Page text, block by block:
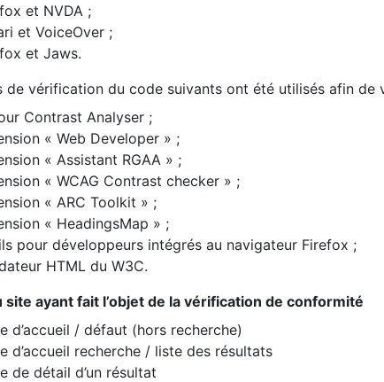
et NVDA ;
et VoiceOver ;
et Jaws.
de vérification du code suivants ont été utilisés afin de
Contrast Analyser ;
« Web Developer » ;
« Assistant RGAA » ;
« WCAG Contrast checker » ;
« ARC Toolkit » ;
« HeadingsMap » ;
pour développeurs intégrés au navigateur Firefox ;
HTML du W3C.
site ayant fait l’objet de la vérification de conformité
d’accueil / défaut (hors recherche)
d’accueil recherche / liste des résultats
de détail d’un résultat